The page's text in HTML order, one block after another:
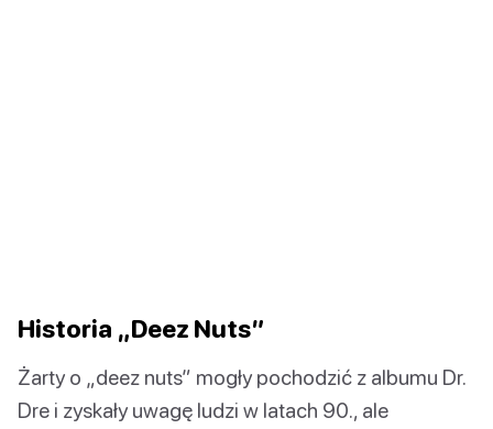
Historia „Deez Nuts”
Żarty o „deez nuts” mogły pochodzić z albumu Dr.
Dre i zyskały uwagę ludzi w latach 90., ale